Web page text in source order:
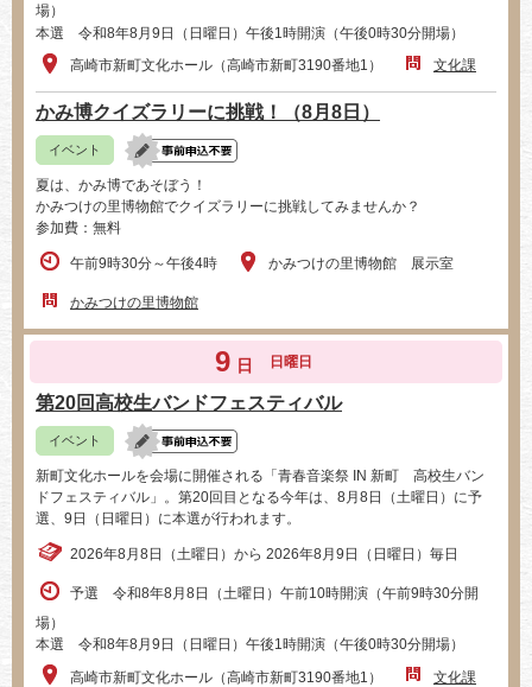
場）
本選 令和8年8月9日（日曜日）午後1時開演（午後0時30分開場）
高崎市新町文化ホール（高崎市新町3190番地1）
文化課
かみ博クイズラリーに挑戦！（8月8日）
イベント
夏は、かみ博であそぼう！
かみつけの里博物館でクイズラリーに挑戦してみませんか？
参加費：無料
午前9時30分～午後4時 かみつけの里博物館 展示室
かみつけの里博物館
9 日 日曜日
第20回高校生バンドフェスティバル
イベント
新町文化ホールを会場に開催される「青春音楽祭 IN 新町 高校生バン
ドフェスティバル」。第20回目となる今年は、8月8日（土曜日）に予
選、9日（日曜日）に本選が行われます。
2026年8月8日（土曜日）から 2026年8月9日（日曜日）毎日
予選 令和8年8月8日（土曜日）午前10時開演（午前9時30分開
場）
本選 令和8年8月9日（日曜日）午後1時開演（午後0時30分開場）
高崎市新町文化ホール（高崎市新町3190番地1）
文化課